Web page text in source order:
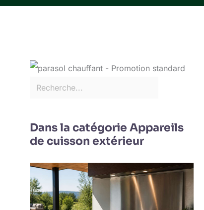
Dans la catégorie Appareils
de cuisson extérieur